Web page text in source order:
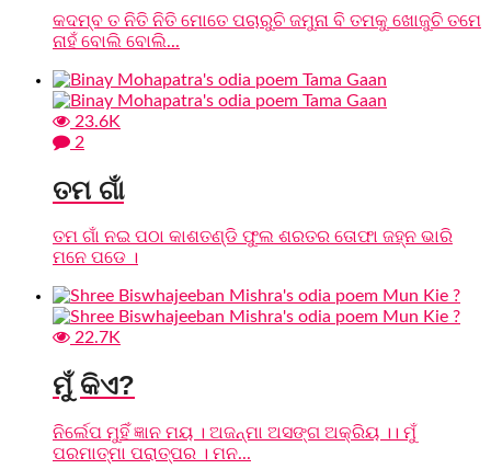
କଦମ୍ବ ତ ନିତି ନିତି ମୋତେ ପଚାରୁଚି ଜମୁନା ବି ତମକୁ ଖୋଜୁଚି ତମେ
ନାହଁ ବୋଲି ବୋଲି...
23.6K
2
ତମ ଗାଁ
ତମ ଗାଁ ନଇ ପଠା କାଶତଣ୍ଡି ଫୁଲ ଶରତର ତୋଫା ଜହ୍ନ ଭାରି
ମନେ ପଡେ ।
22.7K
ମୁଁ କିଏ?
ନିର୍ଲେପ ମୁହିଁ ଜ୍ଞାନ ମୟ । ଅଜନ୍ମା ଅସଙ୍ଗ ଅକ୍ରିୟ ।। ମୁଁ
ପରମାତ୍ମା ପରାତ୍ପର । ମନ...